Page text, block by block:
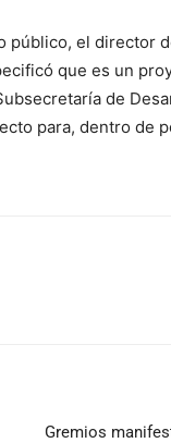
público, el director
que es un
de
para, dentro de
Gremios